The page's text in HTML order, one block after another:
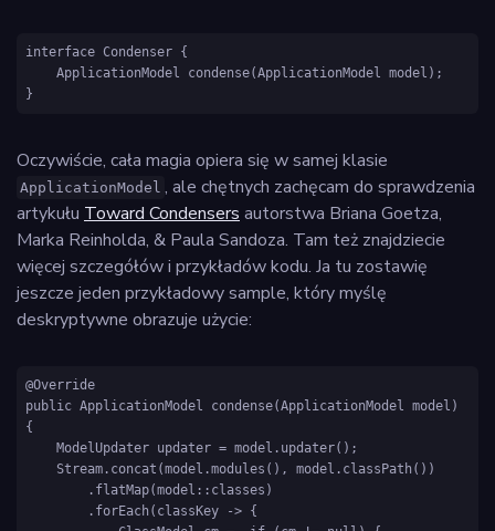
interface Condenser {
Oczywiście, cała magia opiera się w samej klasie
ApplicationModel , ale chętnych zachęcam do sprawdzenia
artykułu Toward Condensers autorstwa Briana Goetza,
Marka Reinholda, & Paula Sandoza. Tam też znajdziecie
więcej szczegółów i przykładów kodu. Ja tu zostawię
jeszcze jeden przykładowy sample, który myślę
deskryptywne obrazuje użycie:
@Override
public ApplicationModel condense(ApplicationModel model)
{